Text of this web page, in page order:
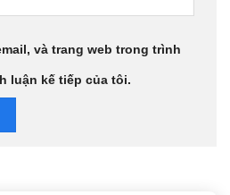
và trang web trong trình
luận kế tiếp của tôi.